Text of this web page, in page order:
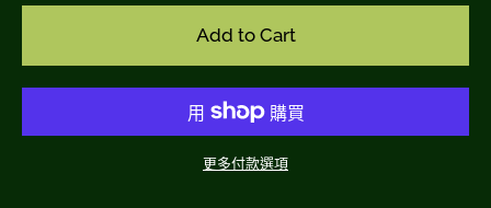
Add to Cart
更多付款選項